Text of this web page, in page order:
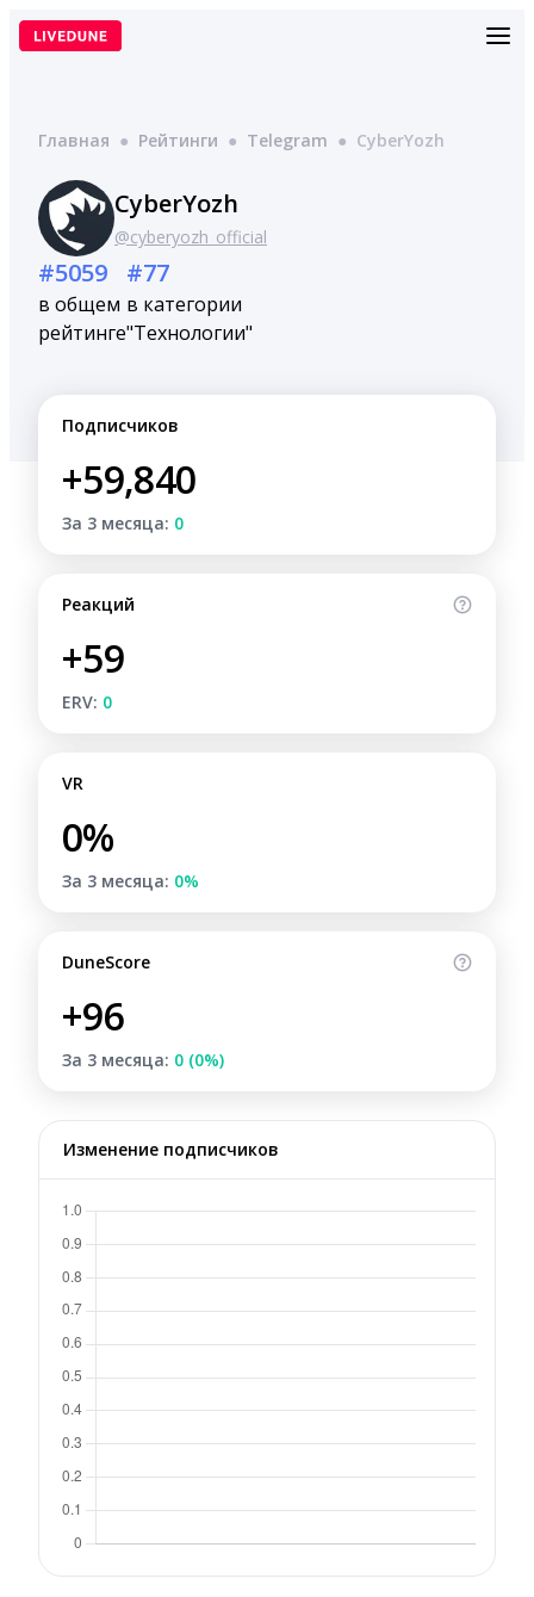
Перейти
Главная ● Рейтинги ● Telegram ● CyberYozh
CyberYozh
@cyberyozh_official
#5059
в общем
рейтинге
#77
в категории
"Технологии"
Подписчиков
+59,840
За 3 месяца: 0
Реакций
+59
ERV: 0
VR
0%
За 3 месяца: 0%
DuneScore
+96
За 3 месяца: 0 (0%)
Изменение подписчиков